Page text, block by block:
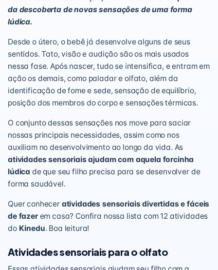
da descoberta de novas sensações de uma forma
lúdica.
Desde o útero, o bebê já desenvolve alguns de seus
sentidos. Tato, visão e audição são os mais usados
nessa fase. Após nascer, tudo se intensifica, e entram em
ação os demais, como paladar e olfato, além da
identificação de fome e sede, sensação de equilíbrio,
posição dos membros do corpo e sensações térmicas.
O conjunto dessas sensações nos move para saciar
nossas principais necessidades, assim como nos
auxiliam no desenvolvimento ao longo da vida. As
atividades sensoriais ajudam com aquela forcinha
lúdica de que seu filho precisa para se desenvolver de
forma saudável.
Quer conhecer atividades sensoriais divertidas e fáceis
de fazer em casa? Confira nossa lista com 12 atividades
do Kinedu. Boa leitura!
Atividades sensoriais para o olfato